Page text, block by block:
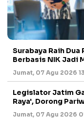
Surabaya Raih
Berbasis NIK Jadi
Jumat, 07 Agu 2026
Legislator Jatim
Raya', Dorong
Jumat, 07 Agu 2026